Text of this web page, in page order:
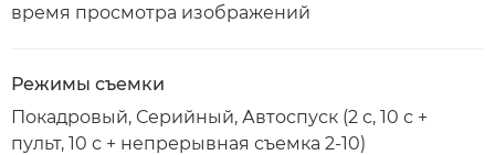
время просмотра изображений
Режимы съемки
Покадровый, Серийный, Автоспуск (2 с, 10 с +
пульт, 10 с + непрерывная съемка 2-10)